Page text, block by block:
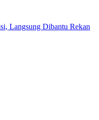
Langsung Dibantu Rekan